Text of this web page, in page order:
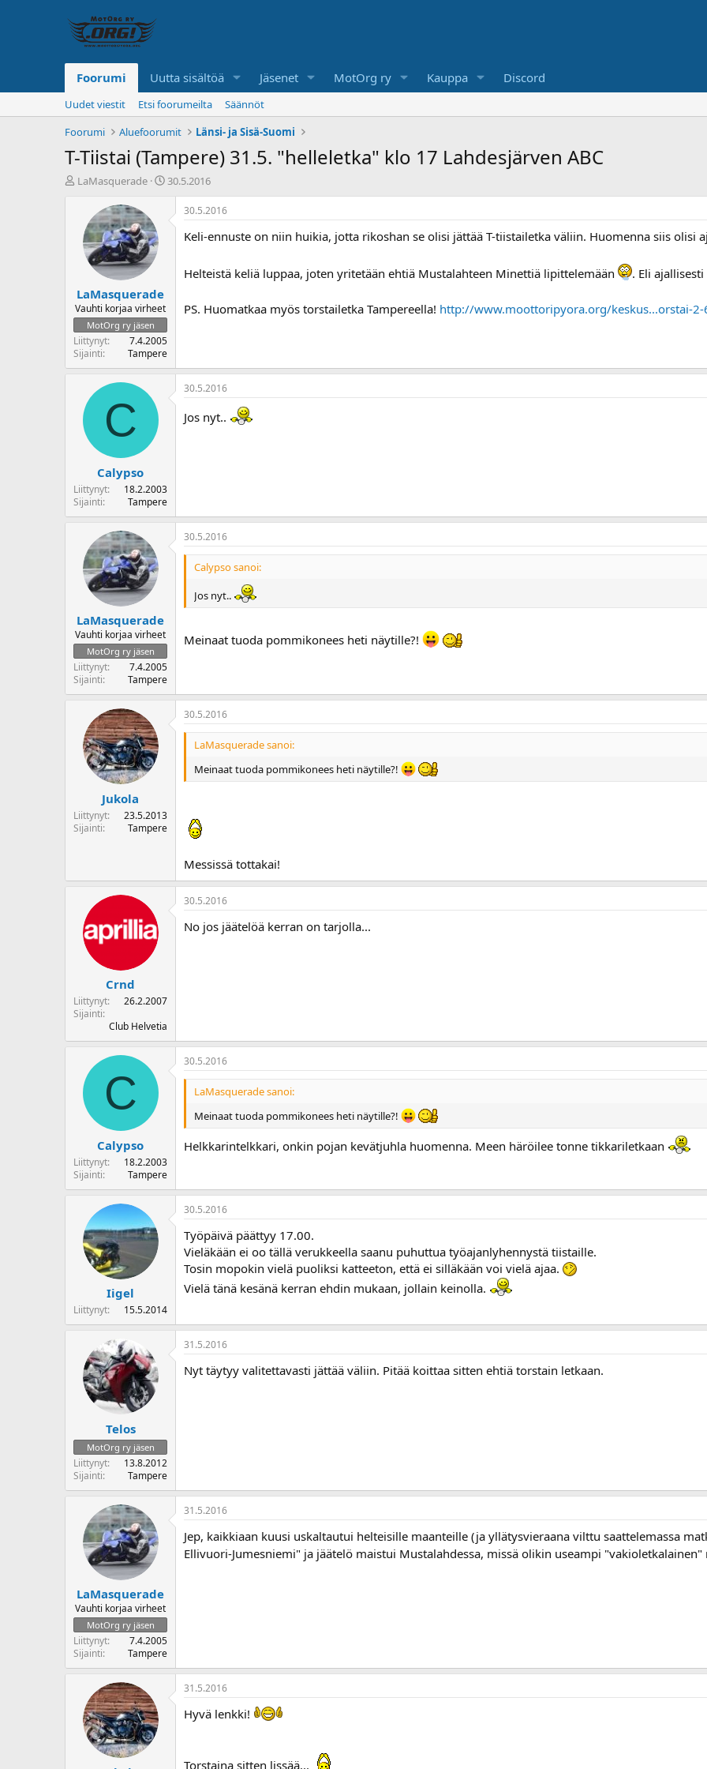
Foorumi Uutta sisältöä Jäsenet MotOrg ry Kauppa Discord
Uudet viestit Etsi foorumeilta
Säännöt
Foorumi
Aluefoorumit Länsi- ja Sisä-Suomi
T-Tiistai (Tampere) 31.5. "helleletka" klo 17 Lahdesjärven ABC
K
l
u
n
a
l
LaMasquerade
A
v
ä
30.5.2016
LaMasquerade
Vauhti korjaa virheet
MotOrg ry jäsen
Liittynyt
7.4.2005
Sijainti
Tampere
30.5.2016
Keli-ennuste on niin huikia, jotta rikoshan se olisi jättää T-tiistailetka väliin. Huomenna siis olisi
Helteistä keliä luppaa, joten yritetään ehtiä Mustalahteen Minettiä lipittelemään . Eli
PS. Huomatkaa myös torstailetka Tampereella! http://www.moottoripyora.org/keskus...orstai-2-
C
Calypso
Liittynyt
18.2.2003
Sijainti
Tampere
30.5.2016
Jos nyt..
LaMasquerade
Vauhti korjaa virheet
MotOrg ry jäsen
Liittynyt
7.4.2005
Sijainti
Tampere
30.5.2016
Calypso sanoi:
Jos nyt..
Meinaat tuoda pommikonees heti näytille?!
Jukola
Liittynyt
23.5.2013
Sijainti
Tampere
30.5.2016
LaMasquerade sanoi:
Meinaat tuoda pommikonees heti näytille?!
Messissä tottakai!
Crnd
Liittynyt
26.2.2007
Sijainti
Club Helvetia
30.5.2016
No jos jäätelöä kerran on tarjolla...
C
Calypso
Liittynyt
18.2.2003
Sijainti
Tampere
30.5.2016
LaMasquerade sanoi:
Meinaat tuoda pommikonees heti näytille?!
Helkkarintelkkari, onkin pojan kevätjuhla huomenna. Meen häröilee tonne tikkariletkaan
Iigel
Liittynyt 15.5.2014
30.5.2016
Työpäivä päättyy 17.00.
Vieläkään ei oo tällä verukkeella saanu puhuttua työajanlyhennystä tiistaille.
Tosin mopokin vielä puoliksi katteeton, että ei silläkään voi vielä ajaa.
Vielä tänä kesänä kerran ehdin mukaan, jollain keinolla.
Telos
MotOrg ry jäsen
Liittynyt
13.8.2012
Sijainti
Tampere
31.5.2016
Nyt täytyy valitettavasti jättää väliin. Pitää koittaa sitten ehtiä torstain letkaan.
LaMasquerade
Vauhti korjaa virheet
MotOrg ry jäsen
Liittynyt
7.4.2005
Sijainti
Tampere
31.5.2016
Jep, kaikkiaan kuusi uskaltautui helteisille maanteille (ja yllätysvieraana vilttu saattelemassa
Ellivuori-Jumesniemi" ja jäätelö maistui Mustalahdessa, missä olikin useampi "vakioletkalainen"
31.5.2016
Hyvä lenkki!
Torstaina sitten lissää...